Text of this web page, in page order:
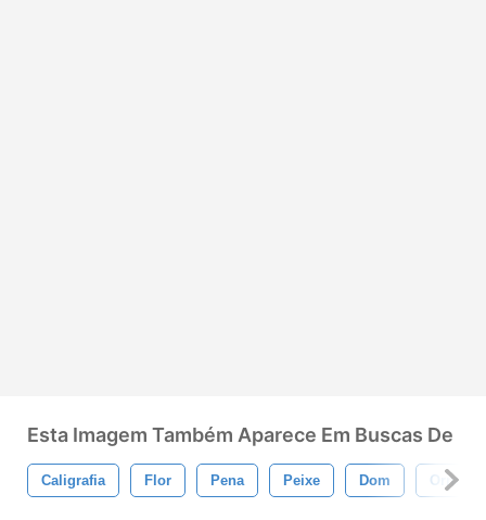
Esta Imagem Também Aparece Em Buscas De
Caligrafia Flor Pena Peixe Dom